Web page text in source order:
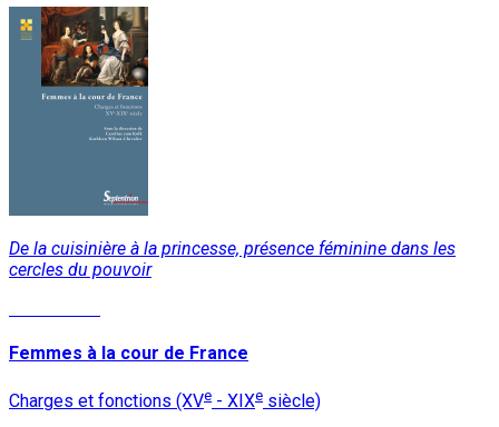
De la cuisinière à la princesse, présence féminine dans les
cercles du pouvoir
Femmes à la cour de France
Charges et fonctions (XVe - XIXe siècle)